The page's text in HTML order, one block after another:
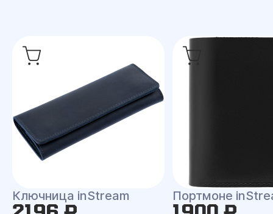
Ключница inStream Портмоне